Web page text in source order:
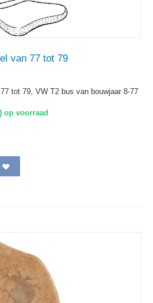
van 77 tot 79
tot 79, VW T2 bus van bouwjaar 8-77
op voorraad